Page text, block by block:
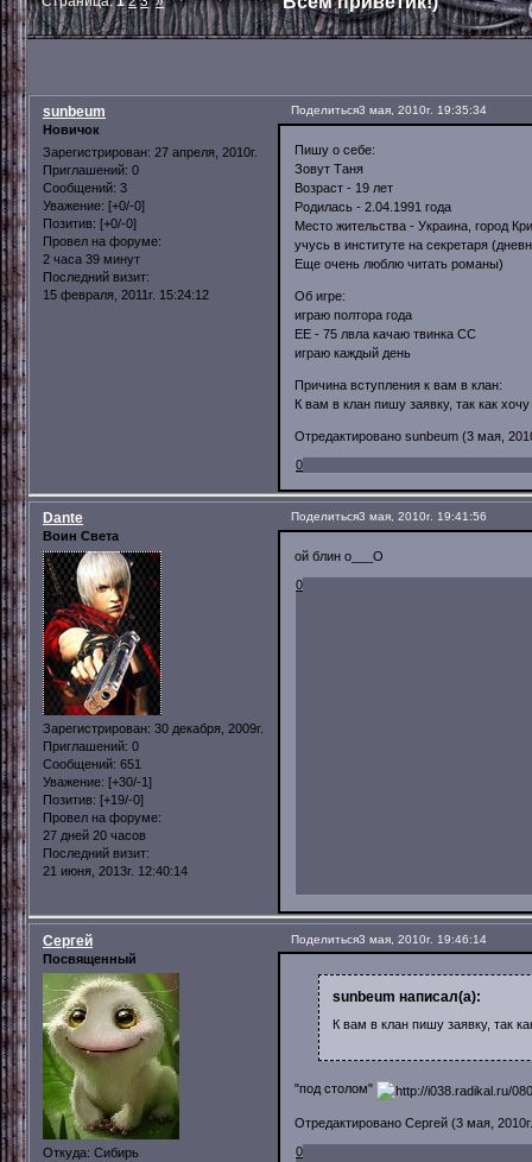
Поделиться3 мая, 2010г. 19:35:34
sunbeum
Новичок
Зарегистрирован: 27 апреля, 2010г.
Приглашений: 0
Сообщений: 3
Уважение: [+0/-0]
Позитив: [+0/-0]
Провел на форуме:
2 часа 39 минут
Последний визит:
15 февраля, 2011г. 15:24:12
Пишу о себе:
Зовут Таня
Возраст - 19 лет
Родилась - 2.04.1991 года
Место жительства - Украина, город
учусь в институте на секретаря
Еще очень люблю читать романы)
Об игре:
играю полтора года
ЕЕ - 75 лвла качаю твинка СС
играю каждый день
Причина вступления к вам в клан:
К вам в клан пишу заявку, так как
Отредактировано sunbeum (3 мая,
0
Поделиться3 мая, 2010г. 19:41:56
Dante
Воин Света
Зарегистрирован: 30 декабря, 2009г.
Приглашений: 0
Сообщений: 651
Уважение: [+30/-1]
Позитив: [+19/-0]
Провел на форуме:
27 дней 20 часов
Последний визит:
21 июня, 2013г. 12:40:14
ой блин о___О
0
Поделиться3 мая, 2010г. 19:46:14
Сергей
Посвященный
Откуда: Сибирь
sunbeum написал(а):
К вам в клан пишу заявку, так
"под столом"
Отредактировано Сергей (3 мая,
0